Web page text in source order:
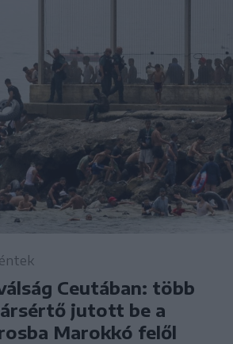
Ceutában: több
jutott be a
Marokkó felől